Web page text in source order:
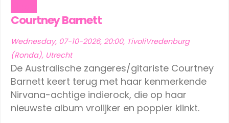
Courtney Barnett
Wednesday, 07-10-2026, 20:00, TivoliVredenburg
(Ronda), Utrecht
De Australische zangeres/gitariste Courtney
Barnett keert terug met haar kenmerkende
Nirvana-achtige indierock, die op haar
nieuwste album vrolijker en poppier klinkt.